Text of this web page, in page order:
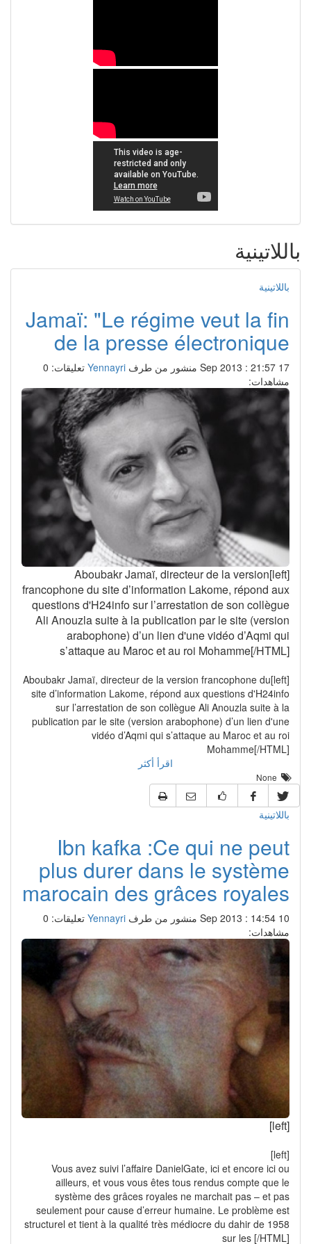
باللاتينية
باللاتينية
Jamaï: "Le régime veut la fin
de la presse électronique
17 Sep 2013 : 21:57 منشور من طرفYennayri تعليقات: 0
مشاهدات:
[left]Aboubakr Jamaï, directeur de la version
francophone du site d’information Lakome, répond aux
questions d'H24info sur l’arrestation de son collègue
Ali Anouzla suite à la publication par le site (version
arabophone) d’un lien d'une vidéo d’Aqmi qui
s’attaque au Maroc et au roi Mohamme[/HTML]
[left]Aboubakr Jamaï, directeur de la version francophone du
site d’information Lakome, répond aux questions d'H24info
sur l’arrestation de son collègue Ali Anouzla suite à la
publication par le site (version arabophone) d’un lien d'une
vidéo d’Aqmi qui s’attaque au Maroc et au roi
Mohamme[/HTML]
اقرأ أكثر
None
باللاتينية
Ibn kafka :Ce qui ne peut
plus durer dans le système
marocain des grâces royales
منشور من طرفYennayri تعليقات: 0
مشاهدات:
Vous avez suivi l’affaire DanielGate, ici et encore ici ou
ailleurs, et vous vous êtes tous rendus compte que le
système des grâces royales ne marchait pas – et pas
seulement pour cause d’erreur humaine. Le problème est
structurel et tient à la qualité très médiocre du dahir de 1958
sur les [/HTML]